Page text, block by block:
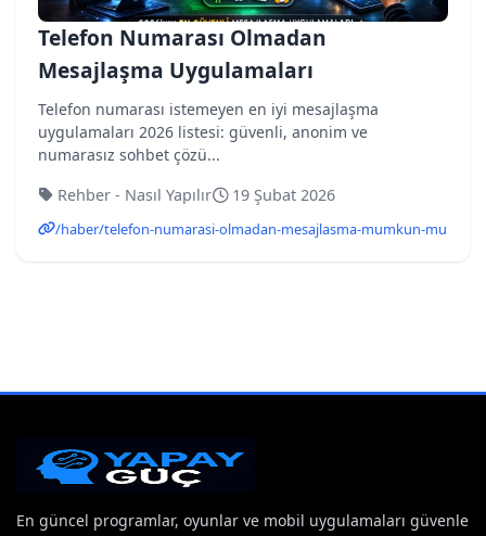
Telefon Numarası Olmadan
Mesajlaşma Uygulamaları
Telefon numarası istemeyen en iyi mesajlaşma
uygulamaları 2026 listesi: güvenli, anonim ve
numarasız sohbet çözü...
Rehber - Nasıl Yapılır
19 Şubat 2026
/haber/telefon-numarasi-olmadan-mesajlasma-mumkun-mu
En güncel programlar, oyunlar ve mobil uygulamaları güvenle